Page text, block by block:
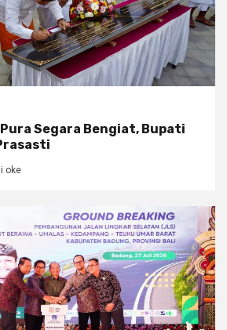
Segara Bengiat, Bupati
oke